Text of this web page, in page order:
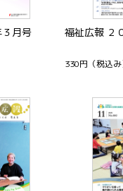
月号 福祉広報 ２
330円 （税込み